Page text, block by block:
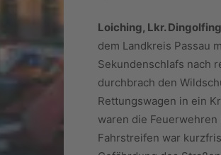
Loiching, Lkr.
dem Landkreis Passau
Sekundenschlafs nach
durchbrach den
Rettungswagen in ein
waren die
Fahrstreifen war